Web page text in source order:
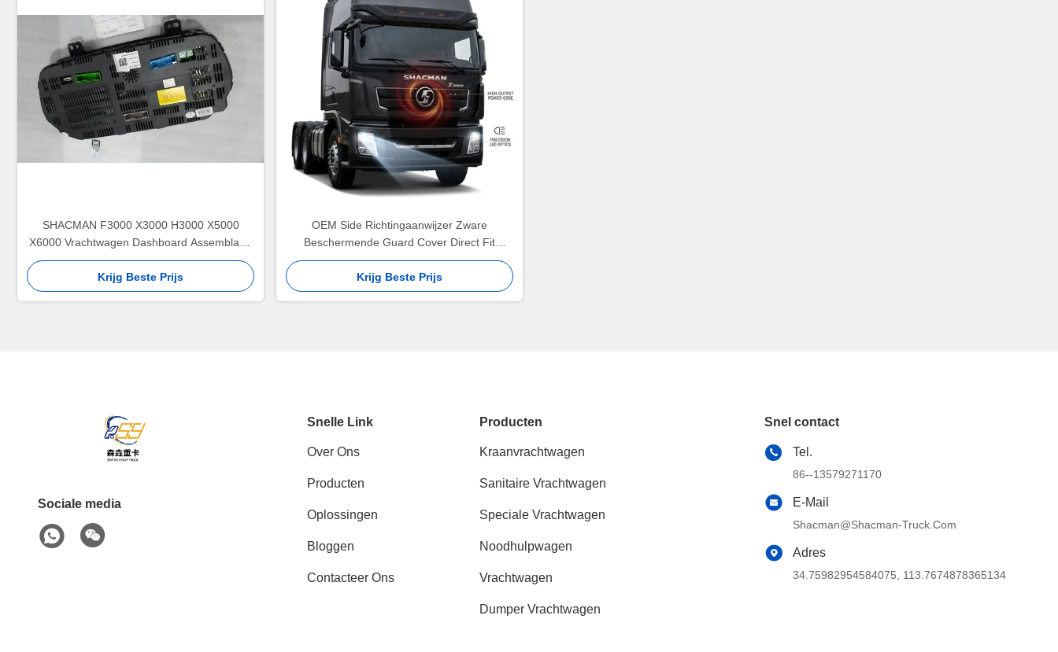
SHACMAN F3000 X3000 H3000 X5000
X6000 Vrachtwagen Dashboard Assemblage
Instrumentenpaneel Cluster voor Zware
Vervanging
Krijg Beste Prijs
OEM Side Richtingaanwijzer Zware
Beschermende Guard Cover Direct Fit
Vervanging voor SHACMAN F3000 X3000
Serie
Krijg Beste Prijs
Sociale media
Snelle Link
Over Ons
Producten
Oplossingen
Bloggen
Contacteer Ons
Producten
Kraanvrachtwagen
Sanitaire Vrachtwagen
Speciale Vrachtwagen
Noodhulpwagen
Vrachtwagen
Dumper Vrachtwagen
Snel contact
Tel.
86--13579271170
E-Mail
Shacman@shacman-Truck.com
Adres
34.75982954584075, 113.7674878365134